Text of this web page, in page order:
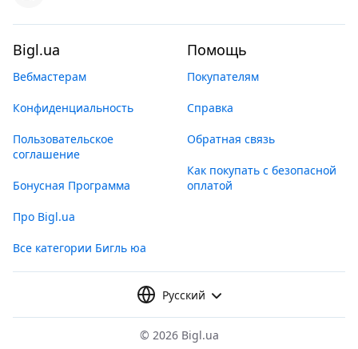
Bigl.ua
Вебмастерам
Конфиденциальность
Пользовательское
соглашение
Бонусная Программа
Про Bigl.ua
Все категории Бигль юа
Помощь
Покупателям
Справка
Обратная связь
Как покупать с безопасной
оплатой
Русский
© 2026 Bigl.ua